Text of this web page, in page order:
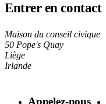
Entrer en contact
Maison du conseil civique
50 Pope's Quay
Liège
Irlande
Appelez-nous